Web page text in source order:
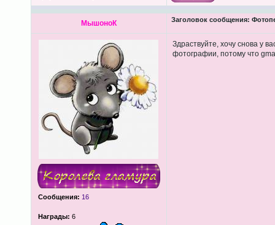
МышоноК Заголовок сообщения:
Сообщения: 16
Награды: 6
Здраствуйте, хочу снова у
фотографии, потому что